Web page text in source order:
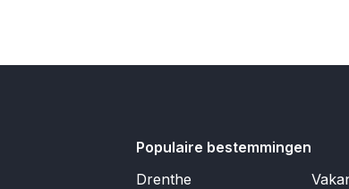
Populaire bestemmingen
Drenthe